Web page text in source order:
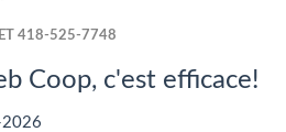
418-525-7748
Coop, c'est efficace!
2026